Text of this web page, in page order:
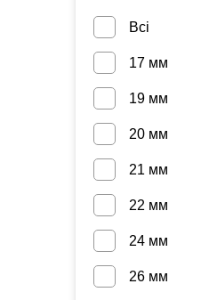
Всі
17 мм
19 мм
20 мм
21 мм
22 мм
24 мм
26 мм